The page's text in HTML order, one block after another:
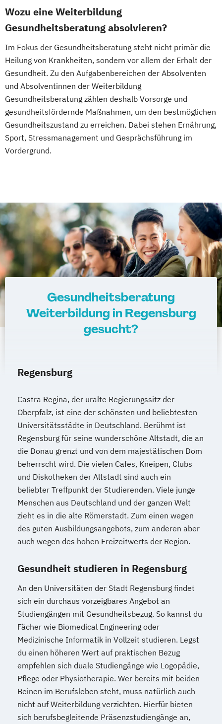
Gesundheitsmanagement
Fachtrainer/in für Sportrehabilitation
Fachwirt/in für Prävention und
Gesundheitsförderung (IHK)
Fachwirt/in im Gesundheits- und
Sozialwesen (IHK)
Food Coach
Ganzheitlicher Ernährungsberater
Geprüfter Ernährungsfachwirt
Geprüfter Fachwirt für Prävention und
Gesundheitsförderung (IHK)
Heilpraktiker - Vorbereitung auf die
amtsärztliche Überprüfung
Ketogene Ernährung Kindersport Trainer
Krankheitsbilder im Gesundheitssport
Life Coach
Spiroergometrie im Gesundheitssport
Sportmentaltrainer Sporttherapeut
Stress- und Burnout-Coach
Wellness- und Spa-Management
Wozu eine Weiterbildung
Gesundheitsberatung absolvieren?
Im Fokus der Gesundheitsberatung steht nicht primär die
Heilung von Krankheiten, sondern vor allem der Erhalt der
Gesundheit. Zu den Aufgabenbereichen der Absolventen
und Absolventinnen der Weiterbildung
Gesundheitsberatung zählen deshalb Vorsorge und
gesundheitsfördernde Maßnahmen, um den bestmöglichen
Gesundheitszustand zu erreichen. Dabei stehen Ernährung,
Sport, Stressmanagement und Gesprächsführung im
Vordergrund.
Gesundheitsberatung
Weiterbildung in Regensburg
gesucht?
Regensburg
Castra Regina, der uralte Regierungssitz der
Oberpfalz, ist eine der schönsten und beliebtesten
Universitätsstädte in Deutschland. Berühmt ist
Regensburg für seine wunderschöne Altstadt, die an
die Donau grenzt und von dem majestätischen Dom
beherrscht wird. Die vielen Cafes, Kneipen, Clubs
und Diskotheken der Altstadt sind auch ein
beliebter Treffpunkt der Studierenden. Viele junge
Menschen aus Deutschland und der ganzen Welt
zieht es in die alte Römerstadt. Zum einen wegen
des guten Ausbildungsangebots, zum anderen aber
auch wegen des hohen Freizeitwerts der Region.
Gesundheit studieren in Regensburg
An den Universitäten der Stadt Regensburg findet
sich ein durchaus vorzeigbares Angebot an
Studiengängen mit Gesundheitsbezug. So kannst du
Fächer wie Biomedical Engineering oder
Medizinische Informatik in Vollzeit studieren. Legst
du einen höheren Wert auf praktischen Bezug
empfehlen sich duale Studiengänge wie Logopädie,
Pflege oder Physiotherapie. Wer bereits mit beiden
Beinen im Berufsleben steht, muss natürlich auch
nicht auf Weiterbildung verzichten. Hierfür bieten
sich berufsbegleitende Präsenzstudiengänge an,